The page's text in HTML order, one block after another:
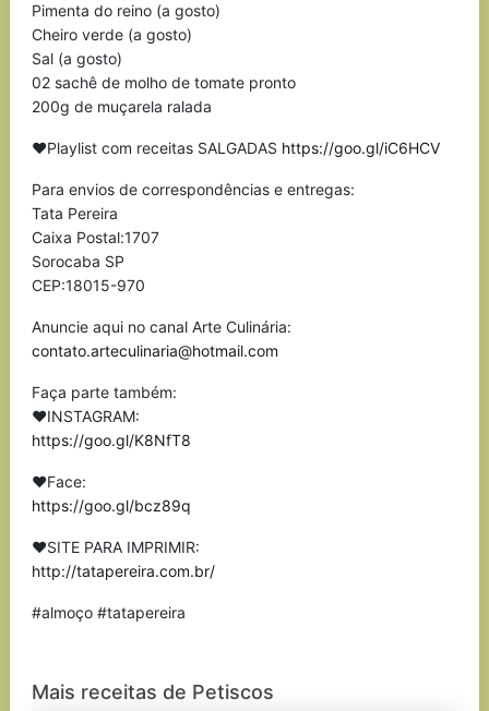
Pimenta do reino (a gosto)
Cheiro verde (a gosto)
Sal (a gosto)
02 sachê de molho de tomate pronto
200g de muçarela ralada
❤Playlist com receitas SALGADAS https://goo.gl/iC6HCV
Para envios de correspondências e entregas:
Tata Pereira
Caixa Postal:1707
Sorocaba SP
CEP:18015-970
Anuncie aqui no canal Arte Culinária:
contato.arteculinaria@hotmail.com
Faça parte também:
❤INSTAGRAM:
https://goo.gl/K8NfT8
❤Face:
https://goo.gl/bcz89q
❤SITE PARA IMPRIMIR:
http://tatapereira.com.br/
#almoço #tatapereira
Mais receitas de Petiscos